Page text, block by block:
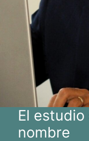
El
nombre